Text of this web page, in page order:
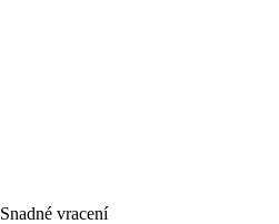
Snadné vracení